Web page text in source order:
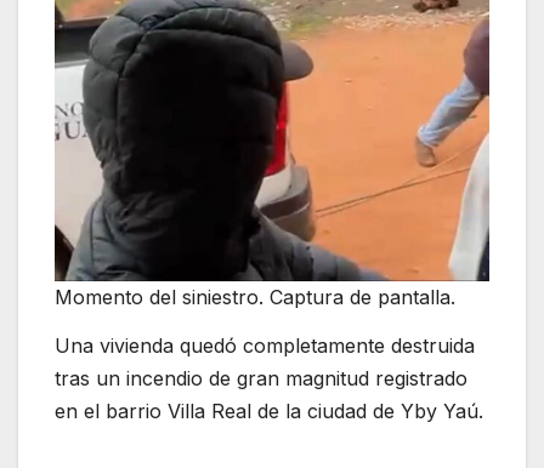
Momento del siniestro. Captura de pantalla.
Una vivienda quedó completamente destruida
tras un incendio de gran magnitud registrado
en el barrio Villa Real de la ciudad de Yby Yaú.